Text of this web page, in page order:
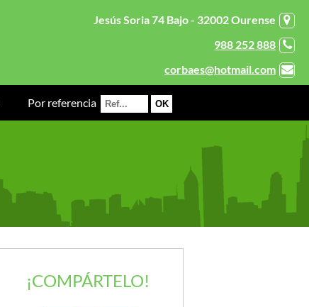
Jesús Soria 74 Bajo - 32002 Ourense
988 252 888
corbaes@hotmail.com
Por referencia
¡COMPÁRTELO!